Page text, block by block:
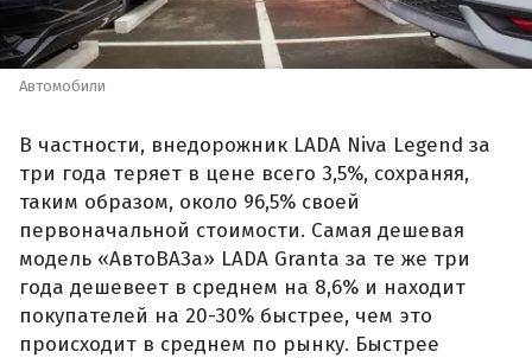
Автомобили
В частности, внедорожник LADA Niva Legend за
три года теряет в цене всего 3,5%, сохраняя,
таким образом, около 96,5% своей
первоначальной стоимости. Самая дешевая
модель «АвтоВАЗа» LADA Granta за те же три
года дешевеет в среднем на 8,6% и находит
покупателей на 20-30% быстрее, чем это
происходит в среднем по рынку. Быстрее